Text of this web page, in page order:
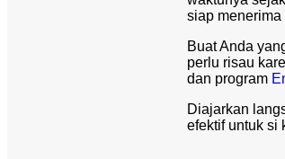
siap
Buat Anda
perlu risau
dan program
Diajarkan
efektif untuk si